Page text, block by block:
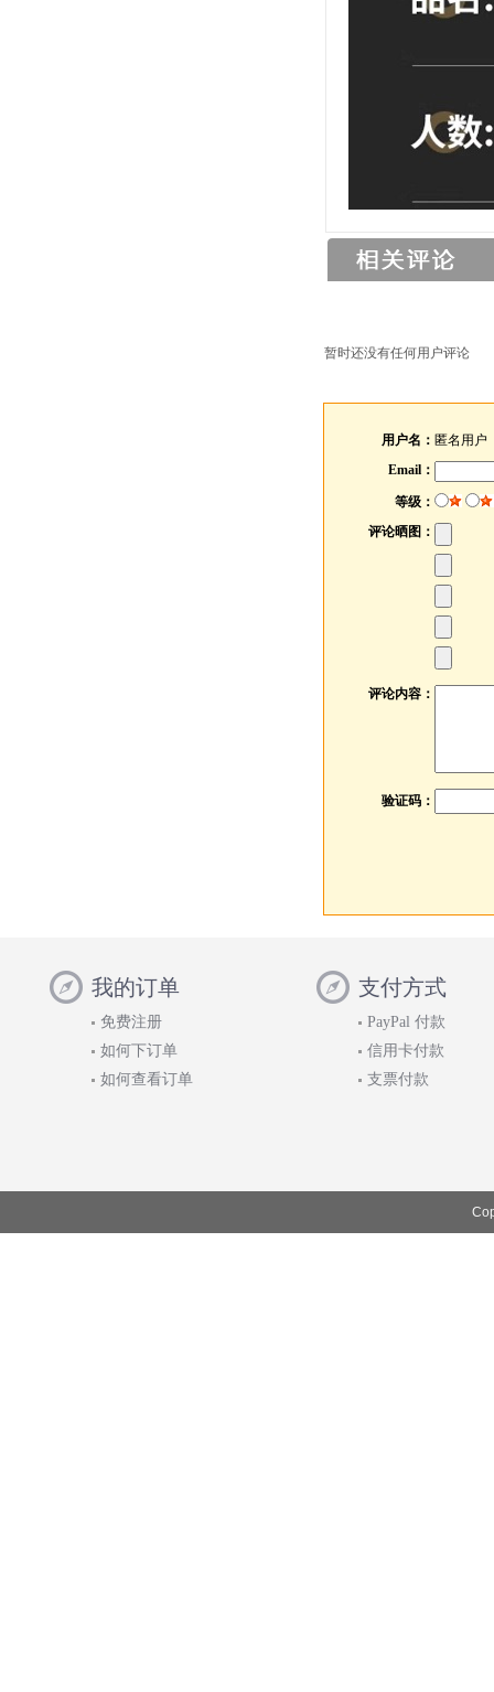
暂时还没有任何用户评论
用户名： 匿名用户
Email：
等级：
评论晒图：
评论内容：
验证码：
我的订单
免费注册
如何下订单
如何查看订单
支付方式
PayPal 付款
信用卡付款
支票付款